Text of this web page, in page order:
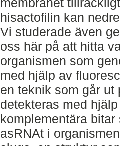
membranet
hisactofilin kan
Vi studerade även
oss här på att hitta
organismen som
med hjälp av
en teknik som går ut
detekteras med
komplementära
asRNAt i